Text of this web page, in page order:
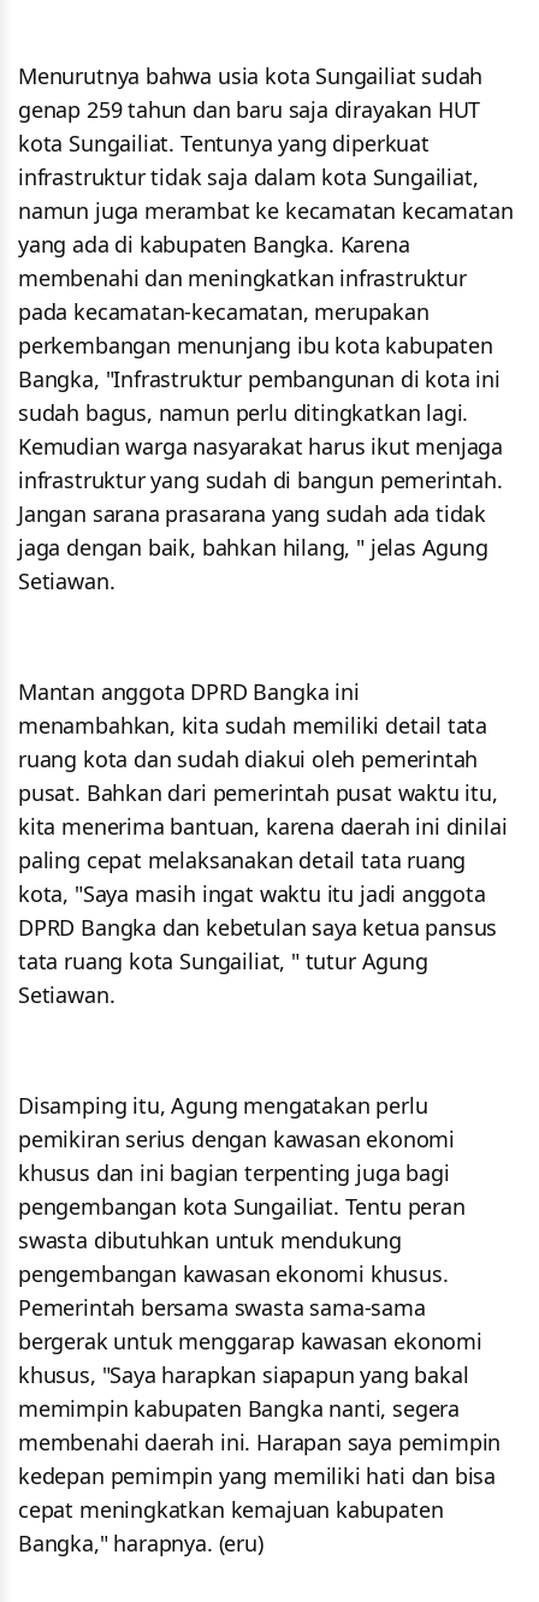
Menurutnya bahwa usia kota Sungailiat sudah
genap 259 tahun dan baru saja dirayakan HUT
kota Sungailiat. Tentunya yang diperkuat
infrastruktur tidak saja dalam kota Sungailiat,
namun juga merambat ke kecamatan kecamatan
yang ada di kabupaten Bangka. Karena
membenahi dan meningkatkan infrastruktur
pada kecamatan-kecamatan, merupakan
perkembangan menunjang ibu kota kabupaten
Bangka, "Infrastruktur pembangunan di kota ini
sudah bagus, namun perlu ditingkatkan lagi.
Kemudian warga nasyarakat harus ikut menjaga
infrastruktur yang sudah di bangun pemerintah.
Jangan sarana prasarana yang sudah ada tidak
jaga dengan baik, bahkan hilang, " jelas Agung
Setiawan.
Mantan anggota DPRD Bangka ini
menambahkan, kita sudah memiliki detail tata
ruang kota dan sudah diakui oleh pemerintah
pusat. Bahkan dari pemerintah pusat waktu itu,
kita menerima bantuan, karena daerah ini dinilai
paling cepat melaksanakan detail tata ruang
kota, "Saya masih ingat waktu itu jadi anggota
DPRD Bangka dan kebetulan saya ketua pansus
tata ruang kota Sungailiat, " tutur Agung
Setiawan.
Disamping itu, Agung mengatakan perlu
pemikiran serius dengan kawasan ekonomi
khusus dan ini bagian terpenting juga bagi
pengembangan kota Sungailiat. Tentu peran
swasta dibutuhkan untuk mendukung
pengembangan kawasan ekonomi khusus.
Pemerintah bersama swasta sama-sama
bergerak untuk menggarap kawasan ekonomi
khusus, "Saya harapkan siapapun yang bakal
memimpin kabupaten Bangka nanti, segera
membenahi daerah ini. Harapan saya pemimpin
kedepan pemimpin yang memiliki hati dan bisa
cepat meningkatkan kemajuan kabupaten
Bangka," harapnya. (eru)